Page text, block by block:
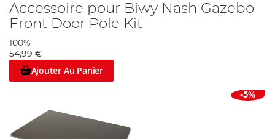
Accessoire pour Biwy Nash Gazebo
Front Door Pole Kit
100%
54,99 €
Ajouter Au Panier
-5%